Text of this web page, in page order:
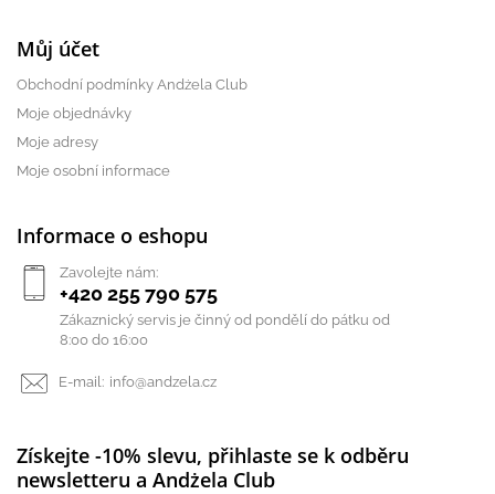
Můj účet
Obchodní podmínky Andżela Club
Moje objednávky
Moje adresy
Moje osobní informace
Informace o eshopu
Zavolejte nám:
+420 255 790 575
Zákaznický servis je činný od pondělí do pátku od
8:00 do 16:00
E-mail: info@andzela.cz
Získejte -10% slevu, přihlaste se k odběru
newsletteru a Andżela Club